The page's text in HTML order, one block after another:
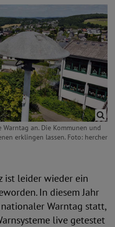
an. Die Kommunen und
erklingen lassen. Foto: hercher
ist leider wieder ein
In diesem Jahr
Warntag statt,
live getestet